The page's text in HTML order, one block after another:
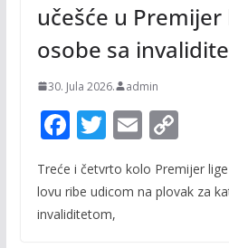
učešće u Premijer
osobe sa
30. Jula 2026. admin
F
ac
e
b
T
w
itt
er
E
m
ai
C
p
Treće i četvrto kolo Premijer
lovu ribe udicom na plovak za
invaliditetom,